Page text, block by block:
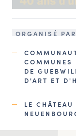
ORGANISÉ PAR
COMMUNES
DE
D'ART ET
LE CHÂTEAU